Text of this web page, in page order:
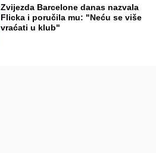
Zvijezda Barcelone danas nazvala
Flicka i poručila mu: "Neću se više
vraćati u klub"